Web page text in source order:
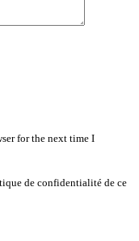
for the next time I
de confidentialité de ce